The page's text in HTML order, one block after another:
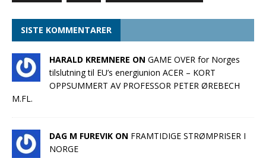
SISTE KOMMENTARER
HARALD KREMNERE ON GAME OVER for Norges
tilslutning til EU’s energiunion ACER – KORT
OPPSUMMERT AV PROFESSOR PETER ØREBECH
M.FL.
DAG M FUREVIK ON FRAMTIDIGE STRØMPRISER I
NORGE